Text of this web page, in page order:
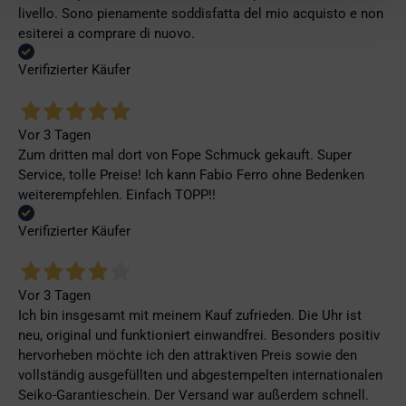
livello. Sono pienamente soddisfatta del mio acquisto e non
esiterei a comprare di nuovo.
Verifizierter Käufer
Vor 3 Tagen
Zum dritten mal dort von Fope Schmuck gekauft. Super
Service, tolle Preise! Ich kann Fabio Ferro ohne Bedenken
weiterempfehlen. Einfach TOPP!!
Verifizierter Käufer
Vor 3 Tagen
Ich bin insgesamt mit meinem Kauf zufrieden. Die Uhr ist
neu, original und funktioniert einwandfrei. Besonders positiv
hervorheben möchte ich den attraktiven Preis sowie den
vollständig ausgefüllten und abgestempelten internationalen
Seiko-Garantieschein. Der Versand war außerdem schnell.